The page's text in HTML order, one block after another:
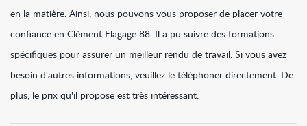
en la matière. Ainsi, nous pouvons vous proposer de placer votre
confiance en Clément Elagage 88. Il a pu suivre des formations
spécifiques pour assurer un meilleur rendu de travail. Si vous avez
besoin d'autres informations, veuillez le téléphoner directement. De
plus, le prix qu'il propose est très intéressant.